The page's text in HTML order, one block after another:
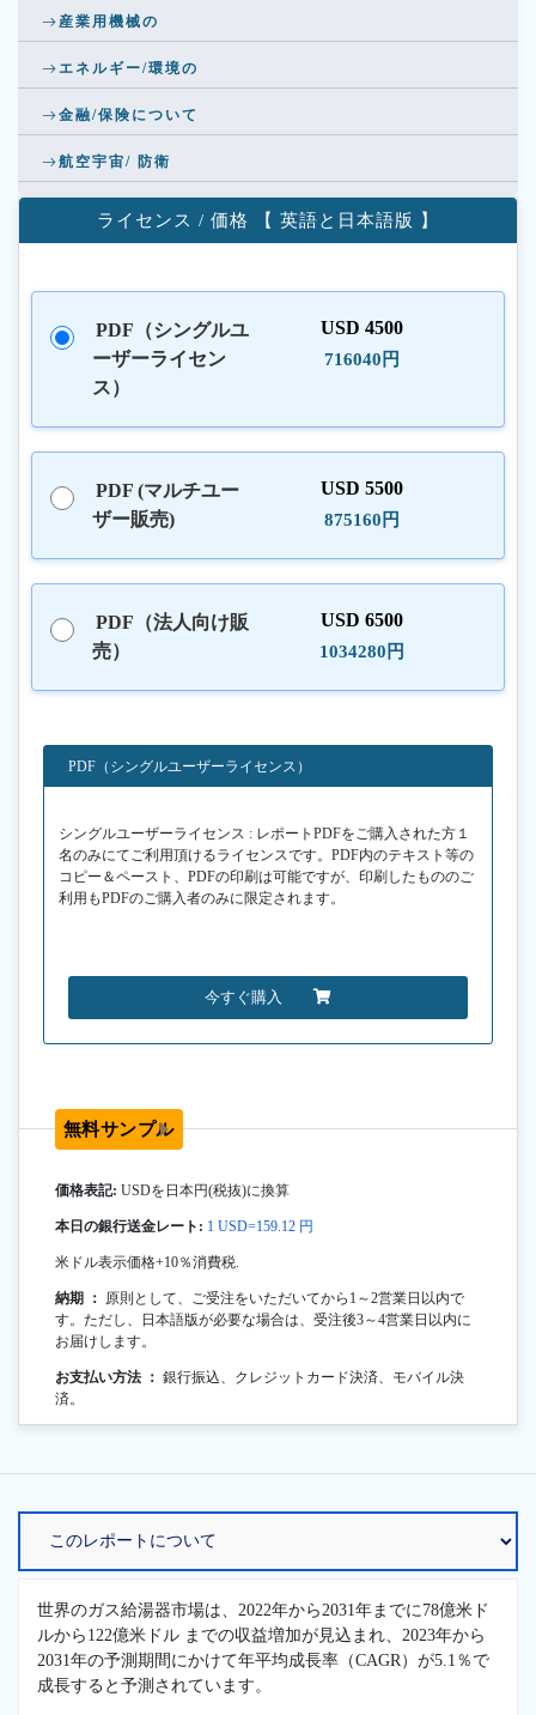
産業用機械の
エネルギー/環境の
金融/保険について
航空宇宙/ 防衛
ライセンス / 価格 【 英語と日本語版 】
PDF（シングルユ
ーザーライセン
ス）
USD 4500
716040円
PDF (マルチユー
ザー販売)
USD 5500
875160円
PDF（法人向け販
売）
USD 6500
1034280円
PDF（シングルユーザーライセンス）
シングルユーザーライセンス : レポートPDFをご購入された方１
名のみにてご利用頂けるライセンスです。PDF内のテキスト等の
コピー＆ペースト、PDFの印刷は可能ですが、印刷したもののご
利用もPDFのご購入者のみに限定されます。
今すぐ購入
無料サンプル
価格表記: USDを日本円(税抜)に換算
本日の銀行送金レート: 1 USD=159.12 円
米ドル表示価格+10％消費税.
納期 ： 原則として、ご受注をいただいてから1～2営業日以内で
す。ただし、日本語版が必要な場合は、受注後3～4営業日以内に
お届けします。
お支払い方法 ： 銀行振込、クレジットカード決済、モバイル決
済。
世界のガス給湯器市場は、2022年から2031年までに78億米ド
ルから122億米ドル までの収益増加が見込まれ、2023年から
2031年の予測期間にかけて年平均成長率（CAGR）が5.1％で
成長すると予測されています。